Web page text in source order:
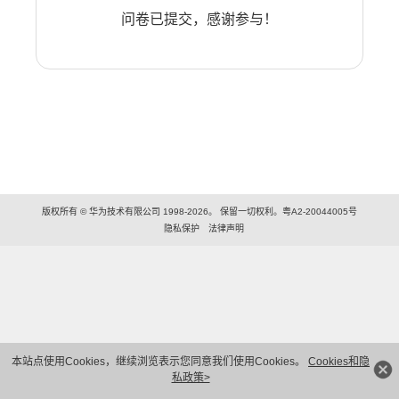
本站点使用Cookies，继续浏览表示您同意我们使用Cookies。 Cookies和隐
私政策>
问卷已提交，感谢参与！
版权所有 © 华为技术有限公司 1998-2026。 保留一切权利。粤A2-20044005号
隐私保护
法律声明